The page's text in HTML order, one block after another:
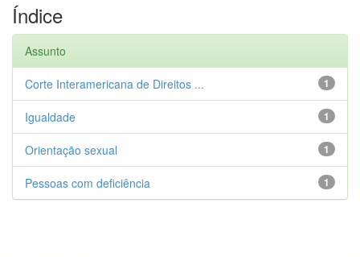
Índice
Assunto
1
Corte Interamericana de Direitos ...
1
Igualdade
1
Orientação sexual
1
Pessoas com deficiência